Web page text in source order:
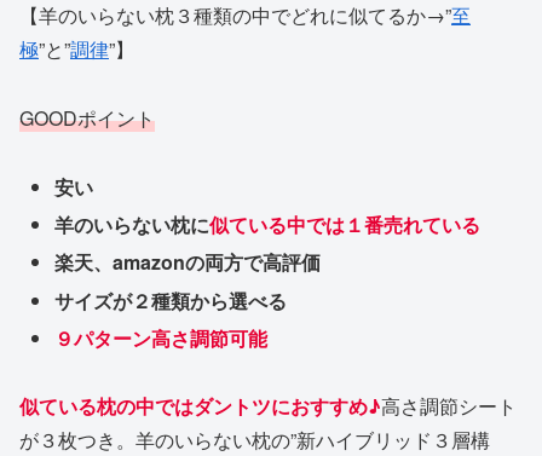
【羊のいらない枕３種類の中でどれに似てるか→”至
極”と”調律”】
GOODポイント
安い
羊のいらない枕に似ている中では１番売れている
楽天、amazonの両方で高評価
サイズが２種類から選べる
９パターン高さ調節可能
似ている枕の中ではダントツにおすすめ♪高さ調節シート
が３枚つき。羊のいらない枕の”新ハイブリッド３層構